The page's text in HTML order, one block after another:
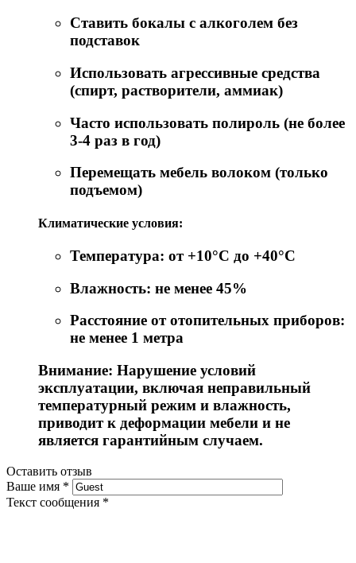
Ставить бокалы с алкоголем без
подставок
Использовать агрессивные средства
(спирт, растворители, аммиак)
Часто использовать полироль (не более
3-4 раз в год)
Перемещать мебель волоком (только
подъемом)
Климатические условия:
Температура: от +10°C до +40°C
Влажность: не менее 45%
Расстояние от отопительных приборов:
не менее 1 метра
Внимание: Нарушение условий
эксплуатации, включая неправильный
температурный режим и влажность,
приводит к деформации мебели и не
является гарантийным случаем.
Оставить отзыв
Ваше имя *
Текст сообщения *